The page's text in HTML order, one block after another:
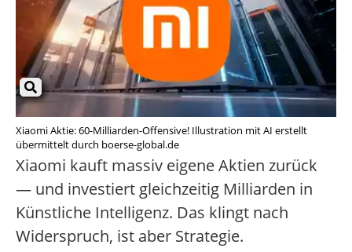
Xiaomi Aktie: 60-Milliarden-Offensive! Illustration mit AI erstellt
übermittelt durch boerse-global.de
Xiaomi kauft massiv eigene Aktien zurück
— und investiert gleichzeitig Milliarden in
Künstliche Intelligenz. Das klingt nach
Widerspruch, ist aber Strategie.